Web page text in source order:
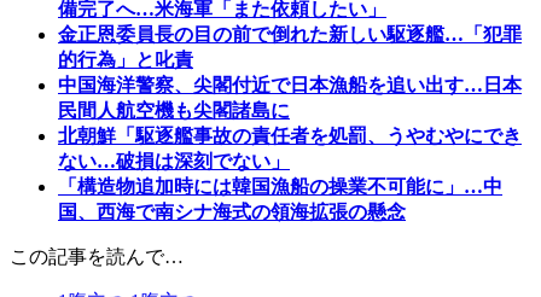
備完了へ…米海軍「また依頼したい」
金正恩委員長の目の前で倒れた新しい駆逐艦…「犯罪
的行為」と叱責
中国海洋警察、尖閣付近で日本漁船を追い出す…日本
民間人航空機も尖閣諸島に
北朝鮮「駆逐艦事故の責任者を処罰、うやむやにでき
ない…破損は深刻でない」
「構造物追加時には韓国漁船の操業不可能に」…中
国、西海で南シナ海式の領海拡張の懸念
この記事を読んで…